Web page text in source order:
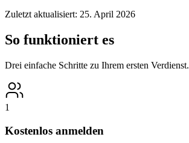
Zuletzt aktualisiert: 25. April 2026
So funktioniert es
Drei einfache Schritte zu Ihrem ersten Verdienst.
1
Kostenlos anmelden